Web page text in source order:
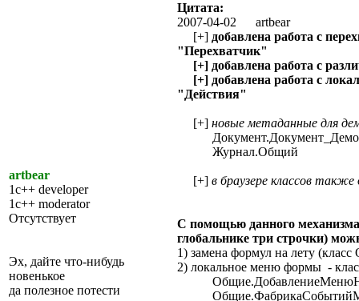
artbear
1c++ developer
1c++ moderator
Отсутствует
Эх, дайте что-нибудь
новенькое
да полезное потести
Цитата:
2007-04-02 artbear
[+] добавлена работа с
"Перехватчик"
[+] добавлена работа с
[+] добавлена работа с
"Действия"
[+] новые метаданные для
Журнал.Общий
[+] в браузере классов
С помощью данного
глобальнике три строчки)
1) замена формул на лету
2) локальное меню формы -